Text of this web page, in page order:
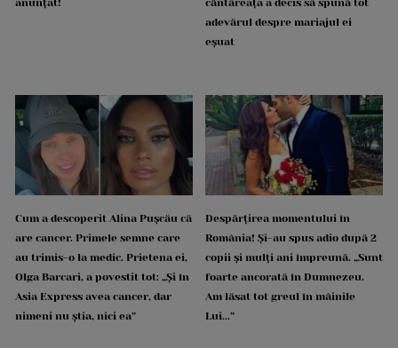
adevărul despre mariajul ei
eșuat
Cum a descoperit Alina Pușcău că
are cancer. Primele semne care
au trimis-o la medic. Prietena ei,
Olga Barcari, a povestit tot: „Și în
Asia Express avea cancer, dar
nimeni nu știa, nici ea”
Despărțirea momentului în
România! Și-au spus adio după 2
copii și mulți ani împreună. „Sunt
foarte ancorată în Dumnezeu.
Am lăsat tot greul în mâinile
Lui...”